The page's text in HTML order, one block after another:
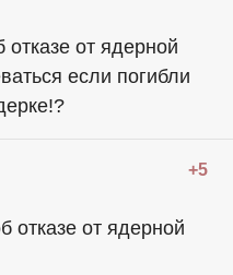
от ядерной
если погибли
+5
отказе от ядерной